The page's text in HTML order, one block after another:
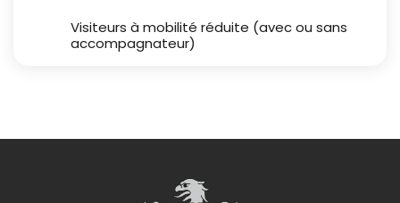
Visiteurs à mobilité réduite (avec ou sans
accompagnateur)